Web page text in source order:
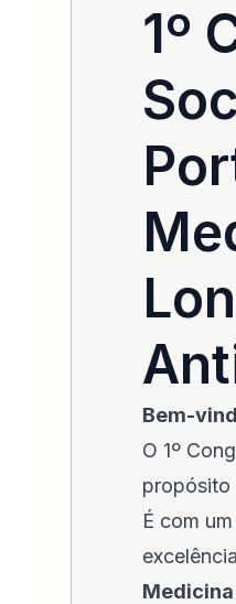
1º
Bem-
O 1º
propósito
É com